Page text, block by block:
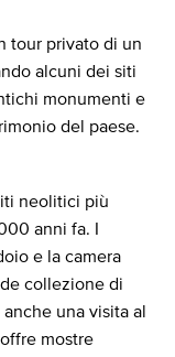
tour privato di un
alcuni dei siti
monumenti e
del paese.
neolitici più
anni fa. I
e la camera
collezione di
una visita al
mostre